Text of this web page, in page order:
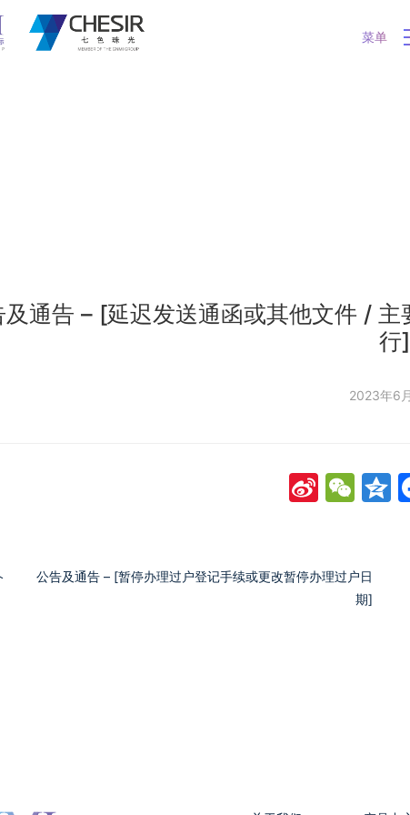
菜单
及通告 – [延迟发送通函或其他文件 /
行]
2023年6
Sina
公告及通告 – [暂停办理过户登记手续或更改暂停办理过户日
期]